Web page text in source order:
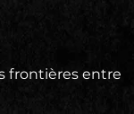
frontières entre